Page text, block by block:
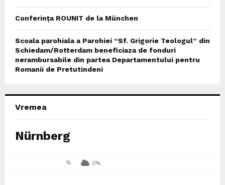
Conferința ROUNIT de la München
Scoala parohiala a Parohiei “Sf. Grigorie Teologul” din
Schiedam/Rotterdam beneficiaza de fonduri
nerambursabile din partea Departamentului pentru
Romanii de Pretutindeni
Vremea
Nürnberg
% 0%